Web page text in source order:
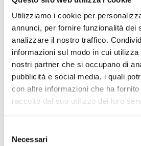
Utilizziamo i cookie per
annunci, per fornire funzionalità dei
analizzare il nostro traffico.
informazioni sul modo in cui
nostri partner che si occupano di
pubblicità e social media, i quali
con altre informazioni che ha
raccolto dal suo utilizzo dei loro
delNecessari
pratica —
Modelli, metodi e strumenti
con obiettivi di crescita, nella
laboratori di pratica con le PMI:
risorse che un'azienda ha già.
Nome*
e-Mail*